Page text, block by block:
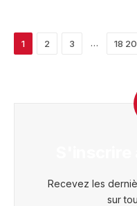
1 2 3 … 18
Recevez les
sur